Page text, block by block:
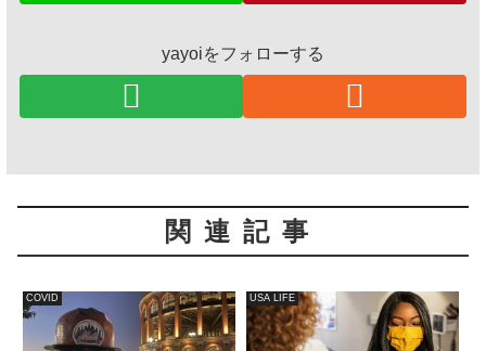
yayoiをフォローする
関連記事
COVID USA LIFE